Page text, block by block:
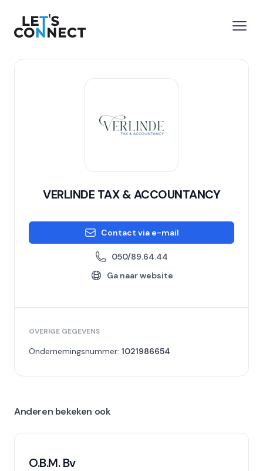
Let's Connect
VERLINDE TAX & ACCOUNTANCY
Contact via e-mail
050/89.64.44
Ga naar website
OVERIGE GEGEVENS
Ondernemingsnummer: 1021986654
Anderen bekeken ook
O.B.M. Bv